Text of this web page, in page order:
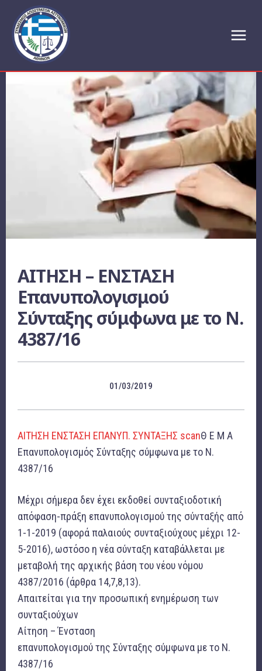
ΑΙΤΗΣΗ – ΕΝΣΤΑΣΗ
Επανυπολογισμού
Σύνταξης σύμφωνα με το Ν.
4387/16
01/03/2019
ΑΙΤΗΣΗ ΕΝΣΤΑΣΗ ΕΠΑΝΥΠ. ΣΥΝΤΑΞΗΣ scanΘ Ε Μ Α
Επανυπολογισμός Σύνταξης σύμφωνα με το Ν.
4387/16
Μέχρι σήμερα δεν έχει εκδοθεί συνταξιοδοτική
απόφαση-πράξη επανυπολογισμού της σύνταξής από
1-1-2019 (αφορά παλαιούς συνταξιούχους μέχρι 12-
5-2016), ωστόσο η νέα σύνταξη καταβάλλεται με
μεταβολή της αρχικής βάση του νέου νόμου
4387/2016 (άρθρα 14,7,8,13).
Απαιτείται για την προσωπική ενημέρωση των
συνταξιούχων
Αίτηση – Ένσταση
επανυπολογισμού της Σύνταξης σύμφωνα με το Ν.
4387/16